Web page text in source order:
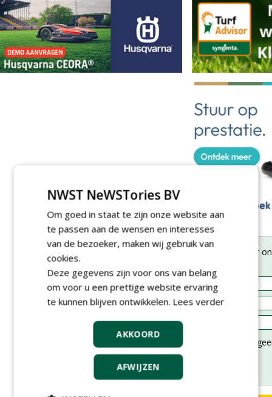
Meld je aan voor
NWST NeWSTories BV
Om goed in staat te zijn onze website aan
te passen aan de wensen en interesses
van de bezoeker, maken wij gebruik van
cookies.
Deze gegevens zijn voor ons van belang
om voor u een prettige website ervaring
te kunnen blijven ontwikkelen. Lees verder
AKKOORD
AFWIJZEN